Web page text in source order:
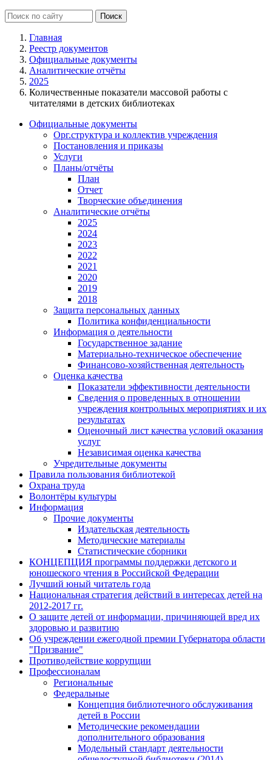
Главная
Реестр документов
Официальные документы
Аналитические отчёты
2025
Количественные показатели массовой работы с
читателями в детских библиотеках
Официальные документы
Орг.структура и коллектив учреждения
Постановления и приказы
Услуги
Планы/отчёты
План
Отчет
Творческие объединения
Аналитические отчёты
2025
2024
2023
2022
2021
2020
2019
2018
Защита персональных данных
Политика конфиденциальности
Информация о деятельности
Государственное задание
Материально-техническое обеспечение
Финансово-хозяйственная деятельность
Оценка качества
Показатели эффективности деятельности
Сведения о проведенных в отношении
учреждения контрольных мероприятиях и их
результатах
Оценочный лист качества условий оказания
услуг
Независимая оценка качества
Учредительные документы
Правила пользования библиотекой
Охрана труда
Волонтёры культуры
Информация
Прочие документы
Издательская деятельность
Методические материалы
Статистические сборники
КОНЦЕПЦИЯ программы поддержки детского и
юношеского чтения в Российской Федерации
Лучший юный читатель года
Национальная стратегия действий в интересах детей на
2012-2017 гг.
О защите детей от информации, причиняющей вред их
здоровью и развитию
Об учреждении ежегодной премии Губернатора области
"Призвание"
Противодействие коррупции
Профессионалам
Региональные
Федеральные
Концепция библиотечного обслуживания
детей в России
Методические рекомендации
дополнительного образования
Модельный стандарт деятельности